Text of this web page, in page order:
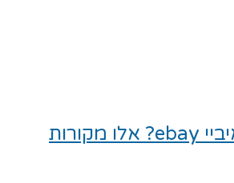
מתחילים מסחר מקוון? רוצים למכור באיביי ebay? אלו מקורות